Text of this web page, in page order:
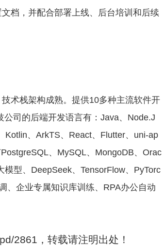
档，并配合部署上线、后台培训和后续
术栈架构成熟。提供10多种主流软件开
司的后端开发语言有：Java、Node.J
、ArkTS、React、Flutter、uni-ap
、MySQL、MongoDB、Orac
型、DeepSeek、TensorFlow、PyTorc
、企业专属知识库训练、RPA办公自动
2861，转载请注明出处！